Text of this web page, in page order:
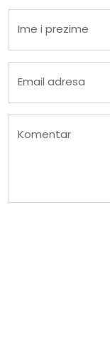
Ime i prezime
Email adresa
Komentar